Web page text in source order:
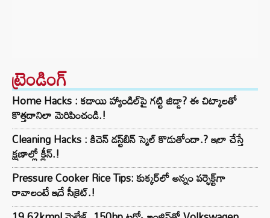
ట్రెండింగ్‌
Home Hacks : కడాయి హ్యాండిల్‌పై గట్టి జిడ్డా? ఈ చిట్కాలతో
కొత్తదానిలా మెరిపించండి.!
Cleaning Hacks : కిచెన్ డస్ట్‌బిన్ స్మెల్ కొడుతోందా.? ఇలా చేస్తే
క్షణాల్లో క్లీన్.!
Pressure Cooker Rice Tips: కుక్కర్‌లో అన్నం పర్ఫెక్ట్‌గా
రావాలంటే ఇదే సీక్రెట్.!